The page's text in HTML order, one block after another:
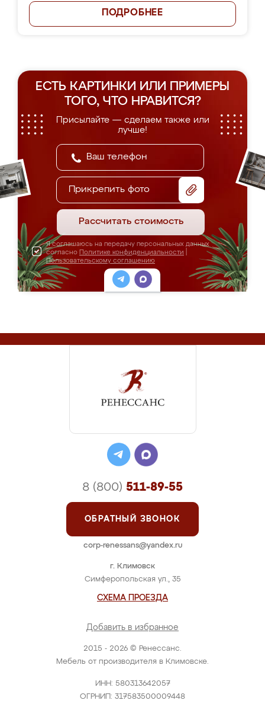
ПОДРОБНЕЕ
ЕСТЬ КАРТИНКИ ИЛИ ПРИМЕРЫ
ТОГО, ЧТО НРАВИТСЯ?
Присылайте — сделаем также или
лучше!
Прикрепить фото
Рассчитать стоимость
Я соглашаюсь на передачу персональных данных
согласно Политике конфиденциальности
Пользовательскому соглашению
2015 - 2026 © Ренессанс.
Мебель от производителя в Климовске.
ИНН: 580313642057
ОГРНИП: 317583500009448
г. Климовск
Симферопольская ул., 35
СХЕМА ПРОЕЗДА
Добавить в избранное
8 (800) 511-89-55
ОБРАТНЫЙ ЗВОНОК
corp-renessans@yandex.ru